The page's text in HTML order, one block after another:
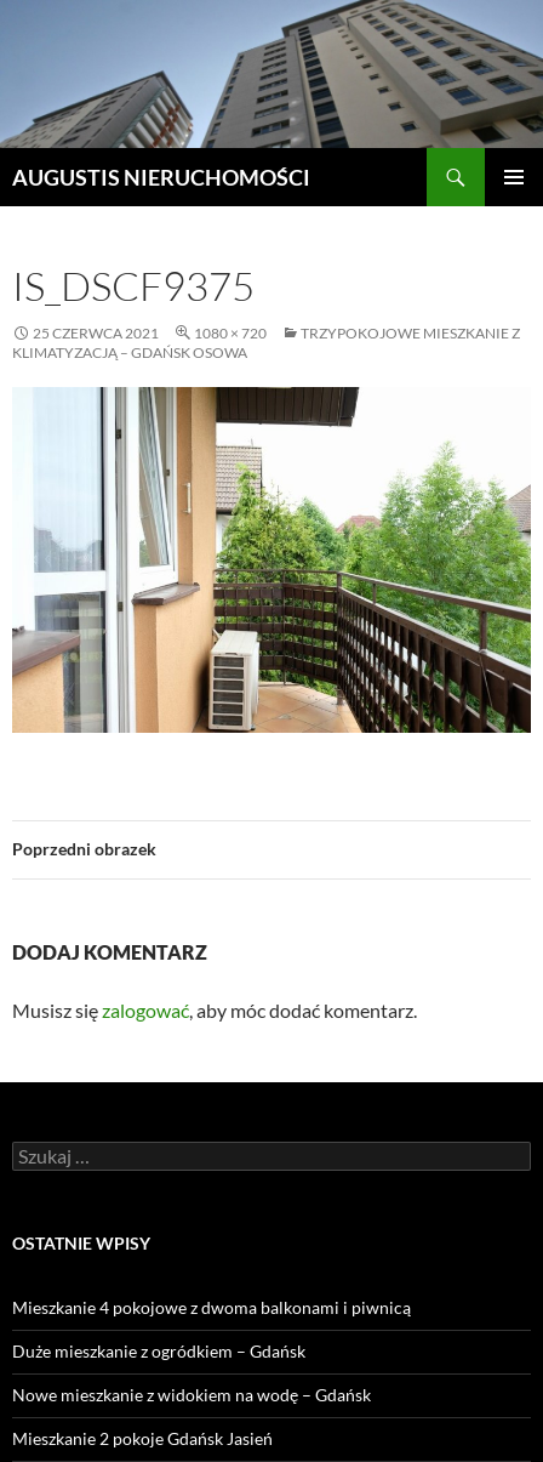
AUGUSTIS NIERUCHOMOŚCI
IS_DSCF9375
25 CZERWCA 2021 1080 × 720
TRZYPOKOJOWE MIESZKANIE Z
KLIMATYZACJĄ – GDAŃSK OSOWA
Poprzedni obrazek
DODAJ KOMENTARZ
Musisz sięzalogować, aby móc dodać komentarz.
Szukaj:
OSTATNIE WPISY
Mieszkanie 4 pokojowe z dwoma balkonami i piwnicą
Duże mieszkanie z ogródkiem – Gdańsk
Nowe mieszkanie z widokiem na wodę – Gdańsk
Mieszkanie 2 pokoje Gdańsk Jasień